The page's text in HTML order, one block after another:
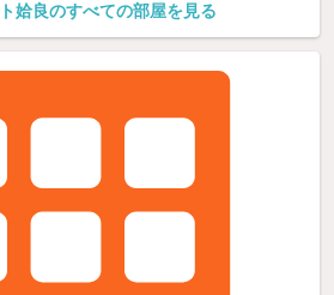
姶良のすべての部屋を見る